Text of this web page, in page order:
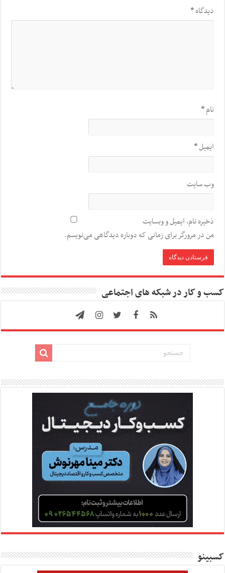
دیدگاه*
نام*
ایمیل*
وب‌ سایت
ذخیره نام، ایمیل و وبسایت
من در مرورگر برای زمانی که دوباره دیدگاهی می‌نویسم.
کسب و کار در شبکه های اجتماعی
کسبینو